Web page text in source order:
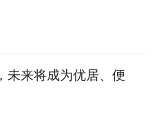
未来将成为优居、便